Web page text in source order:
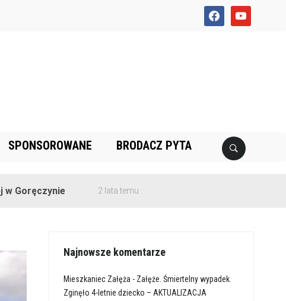
facebookyoutube
SPONSOROWANE BRODACZ PYTA
2 lata temu
Najnowsze komentarze
Mieszkaniec Załęża - Załęże. Śmiertelny wypadek.
Zginęło 4-letnie dziecko – AKTUALIZACJA